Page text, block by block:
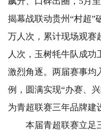
揭幕战联动贵州“村超”
万人次，累计现场观赛
人次，玉树牦牛队成功
激烈角逐。两届赛事均
例，圆满实现“办赛、
为青超联赛三年品牌建
本届青超联赛立足